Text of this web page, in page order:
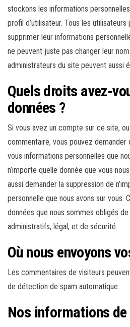
stockons les informations
profil d’utilisateur. Tous les utilisateurs
supprimer leur informations
ne peuvent juste pas changer leur
administrateurs du site peuvent aussi
Quels droits avez-
données ?
Si vous avez un compte sur ce site,
commentaire, vous pouvez
vous informations personnelles que
n’importe quelle donnée que vous
aussi demander la suppression de
personnelle que nous avons sur vous.
données que nous sommes obligés
administratifs, légal, et de sécurité.
Où nous envoyons
Les commentaires de visiteurs
de détection de spam automatique.
Nos informations